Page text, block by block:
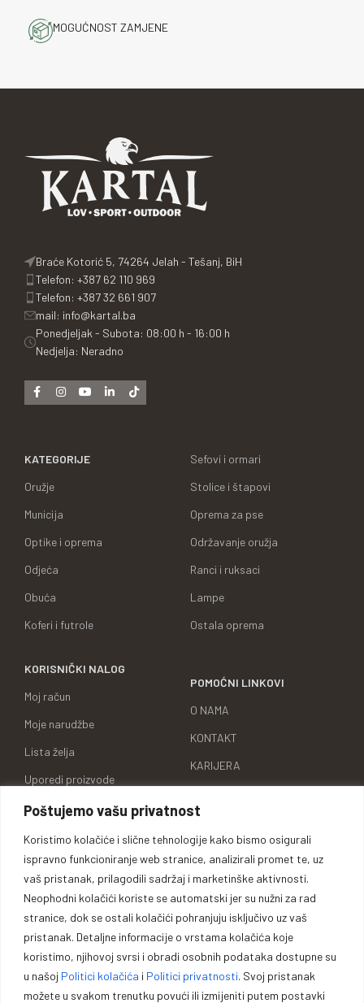
Poštujemo vašu privatnost
Koristimo kolačiće i slične tehnologije kako bismo osigurali
ispravno funkcioniranje web stranice, analizirali promet te, uz
vaš pristanak, prilagodili sadržaj i marketinške aktivnosti.
Neophodni kolačići koriste se automatski jer su nužni za rad
stranice, dok se ostali kolačići pohranjuju isključivo uz vaš
pristanak. Detaljne informacije o vrstama kolačića koje
koristimo, njihovoj svrsi i obradi osobnih podataka dostupne su
u našoj Politici kolačića i Politici privatnosti. Svoj pristanak
možete u svakom trenutku povući ili izmijeniti putem postavki
MOGUĆNOST ZAMJENE
Braće Kotorić 5, 74264 Jelah - Tešanj, BiH
Telefon: +387 62 110 969
Telefon: +387 32 661 907
mail: info@kartal.ba
Ponedjeljak - Subota: 08:00 h - 16:00 h
Nedjelja: Neradno
KATEGORIJE
Oružje
Municija
Optike i oprema
Odjeća
Obuća
Koferi i futrole
Sefovi i ormari
Stolice i štapovi
Oprema za pse
Održavanje oružja
Ranci i ruksaci
Lampe
Ostala oprema
KORISNIČKI NALOG
Moj račun
Moje narudžbe
Lista želja
Uporedi proizvode
Adrese za dostavu
Detalji računa
POMOĆNI LINKOVI
O NAMA
KONTAKT
KARIJERA
ID BROJ
Oprema za lovce, sportiste,
profesionalce i entuzijaste.
Vrhunska opremu za lovce, sportiste, profesionalce i entuzijaste. U